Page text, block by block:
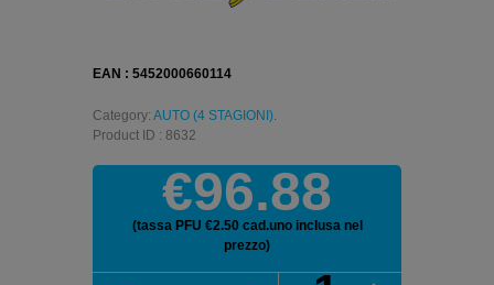
EAN : 5452000660114
Category: AUTO (4 STAGIONI).
Product ID : 8632
€96.88
(tassa PFU €2.50 cad.uno inclusa nel
prezzo)